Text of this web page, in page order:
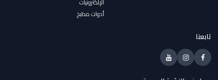
الإلكترونيات
أدوات مطبخ
تابعنا